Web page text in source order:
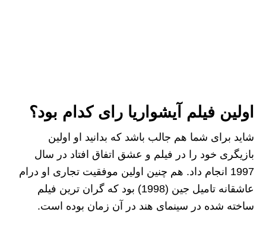
اولین فیلم آیشواریا رای کدام بود؟
شاید برای شما هم جالب باشد که بدانید او اولین
بازیگری خود را در فیلم و عشق اتفاق افتاد در سال
1997 انجام داد. هم چنین اولین موفقیت تجاری او درام
عاشقانه تامیل جین (1998) بود که گران ترین فیلم
ساخته شده در سینمای هند در آن زمان بوده است.